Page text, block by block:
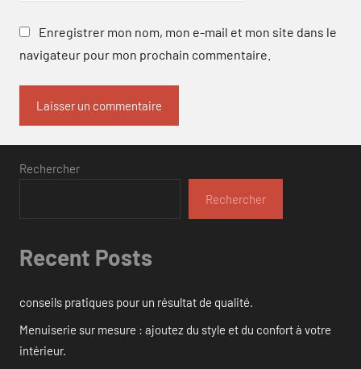
Enregistrer mon nom, mon e-mail et mon site dans le
navigateur pour mon prochain commentaire.
Rechercher
Rechercher
Recent Posts
conseils pratiques pour un résultat de qualité.
Menuiserie sur mesure : ajoutez du style et du confort à votre
intérieur.